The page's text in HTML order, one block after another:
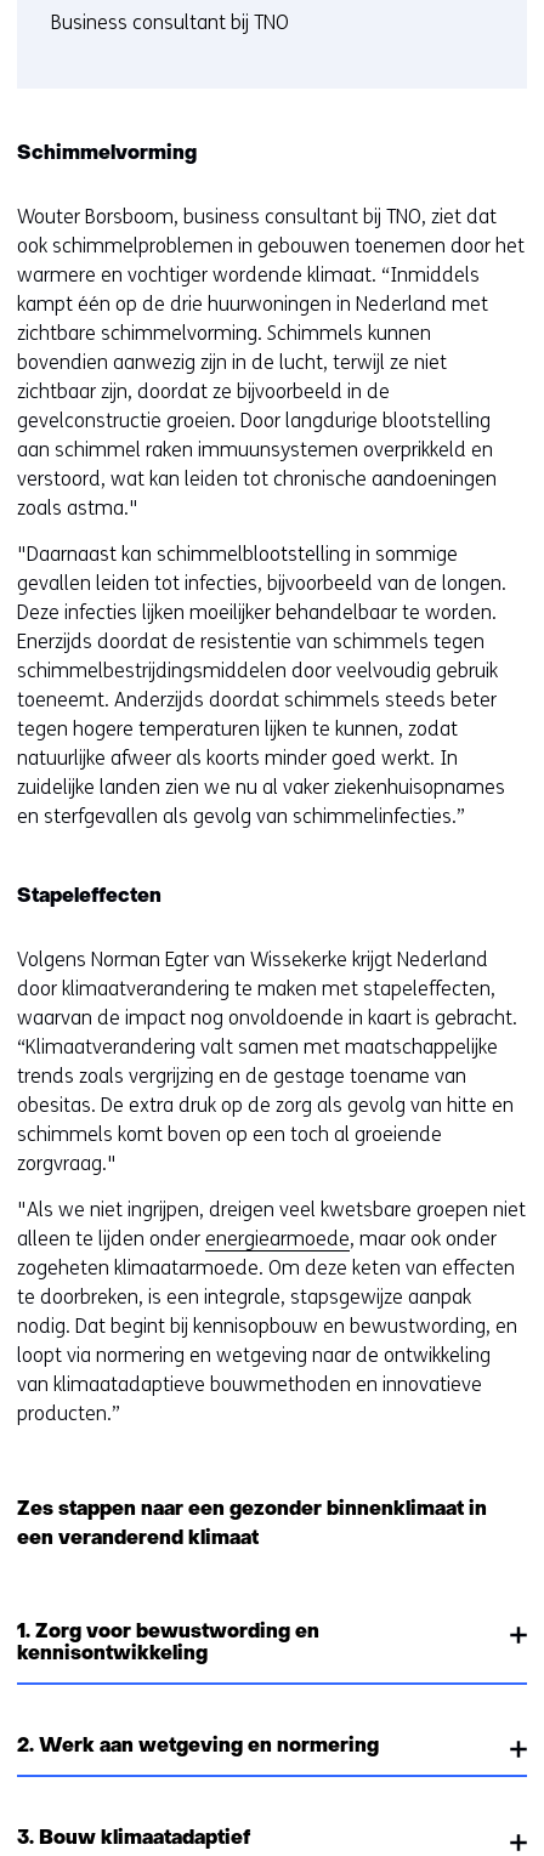
Business consultant bij TNO
Schimmelvorming
Wouter Borsboom, business consultant bij TNO, ziet dat
ook schimmelproblemen in gebouwen toenemen door het
warmere en vochtiger wordende klimaat. “Inmiddels
kampt één op de drie huurwoningen in Nederland met
zichtbare schimmelvorming. Schimmels kunnen
bovendien aanwezig zijn in de lucht, terwijl ze niet
zichtbaar zijn, doordat ze bijvoorbeeld in de
gevelconstructie groeien. Door langdurige blootstelling
aan schimmel raken immuunsystemen overprikkeld en
verstoord, wat kan leiden tot chronische aandoeningen
zoals astma."
"Daarnaast kan schimmelblootstelling in sommige
gevallen leiden tot infecties, bijvoorbeeld van de longen.
Deze infecties lijken moeilijker behandelbaar te worden.
Enerzijds doordat de resistentie van schimmels tegen
schimmelbestrijdingsmiddelen door veelvoudig gebruik
toeneemt. Anderzijds doordat schimmels steeds beter
tegen hogere temperaturen lijken te kunnen, zodat
natuurlijke afweer als koorts minder goed werkt. In
zuidelijke landen zien we nu al vaker ziekenhuisopnames
en sterfgevallen als gevolg van schimmelinfecties.”
Stapeleffecten
Volgens Norman Egter van Wissekerke krijgt Nederland
door klimaatverandering te maken met stapeleffecten,
waarvan de impact nog onvoldoende in kaart is gebracht.
“Klimaatverandering valt samen met maatschappelijke
trends zoals vergrijzing en de gestage toename van
obesitas. De extra druk op de zorg als gevolg van hitte en
schimmels komt boven op een toch al groeiende
zorgvraag."
"Als we niet ingrijpen, dreigen veel kwetsbare groepen niet
alleen te lijden onder energiearmoede, maar ook onder
zogeheten klimaatarmoede. Om deze keten van effecten
te doorbreken, is een integrale, stapsgewijze aanpak
nodig. Dat begint bij kennisopbouw en bewustwording, en
loopt via normering en wetgeving naar de ontwikkeling
van klimaatadaptieve bouwmethoden en innovatieve
producten.”
Zes stappen naar een gezonder binnenklimaat in
een veranderend klimaat
1. Zorg voor bewustwording en
kennisontwikkeling
2. Werk aan wetgeving en normering
3. Bouw klimaatadaptief